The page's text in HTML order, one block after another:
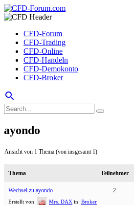
CFD-Forum
CFD-Trading
CFD-Online
CFD-Handeln
CFD-Demokonto
CFD-Broker
search
ayondo
Ansicht von 1 Thema (von insgesamt 1)
Thema Teilnehmer
Wechsel zu ayondo
Erstellt von: Mrs. DAX in: Broker
2